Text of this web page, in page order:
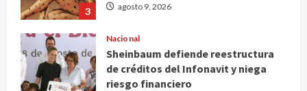
3 agosto 9, 2026
Nacional
Sheinbaum defiende reestructura
de créditos del Infonavit y niega
riesgo financiero